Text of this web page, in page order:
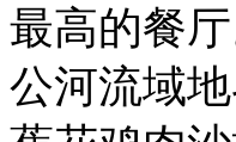
最高的餐
公河流域